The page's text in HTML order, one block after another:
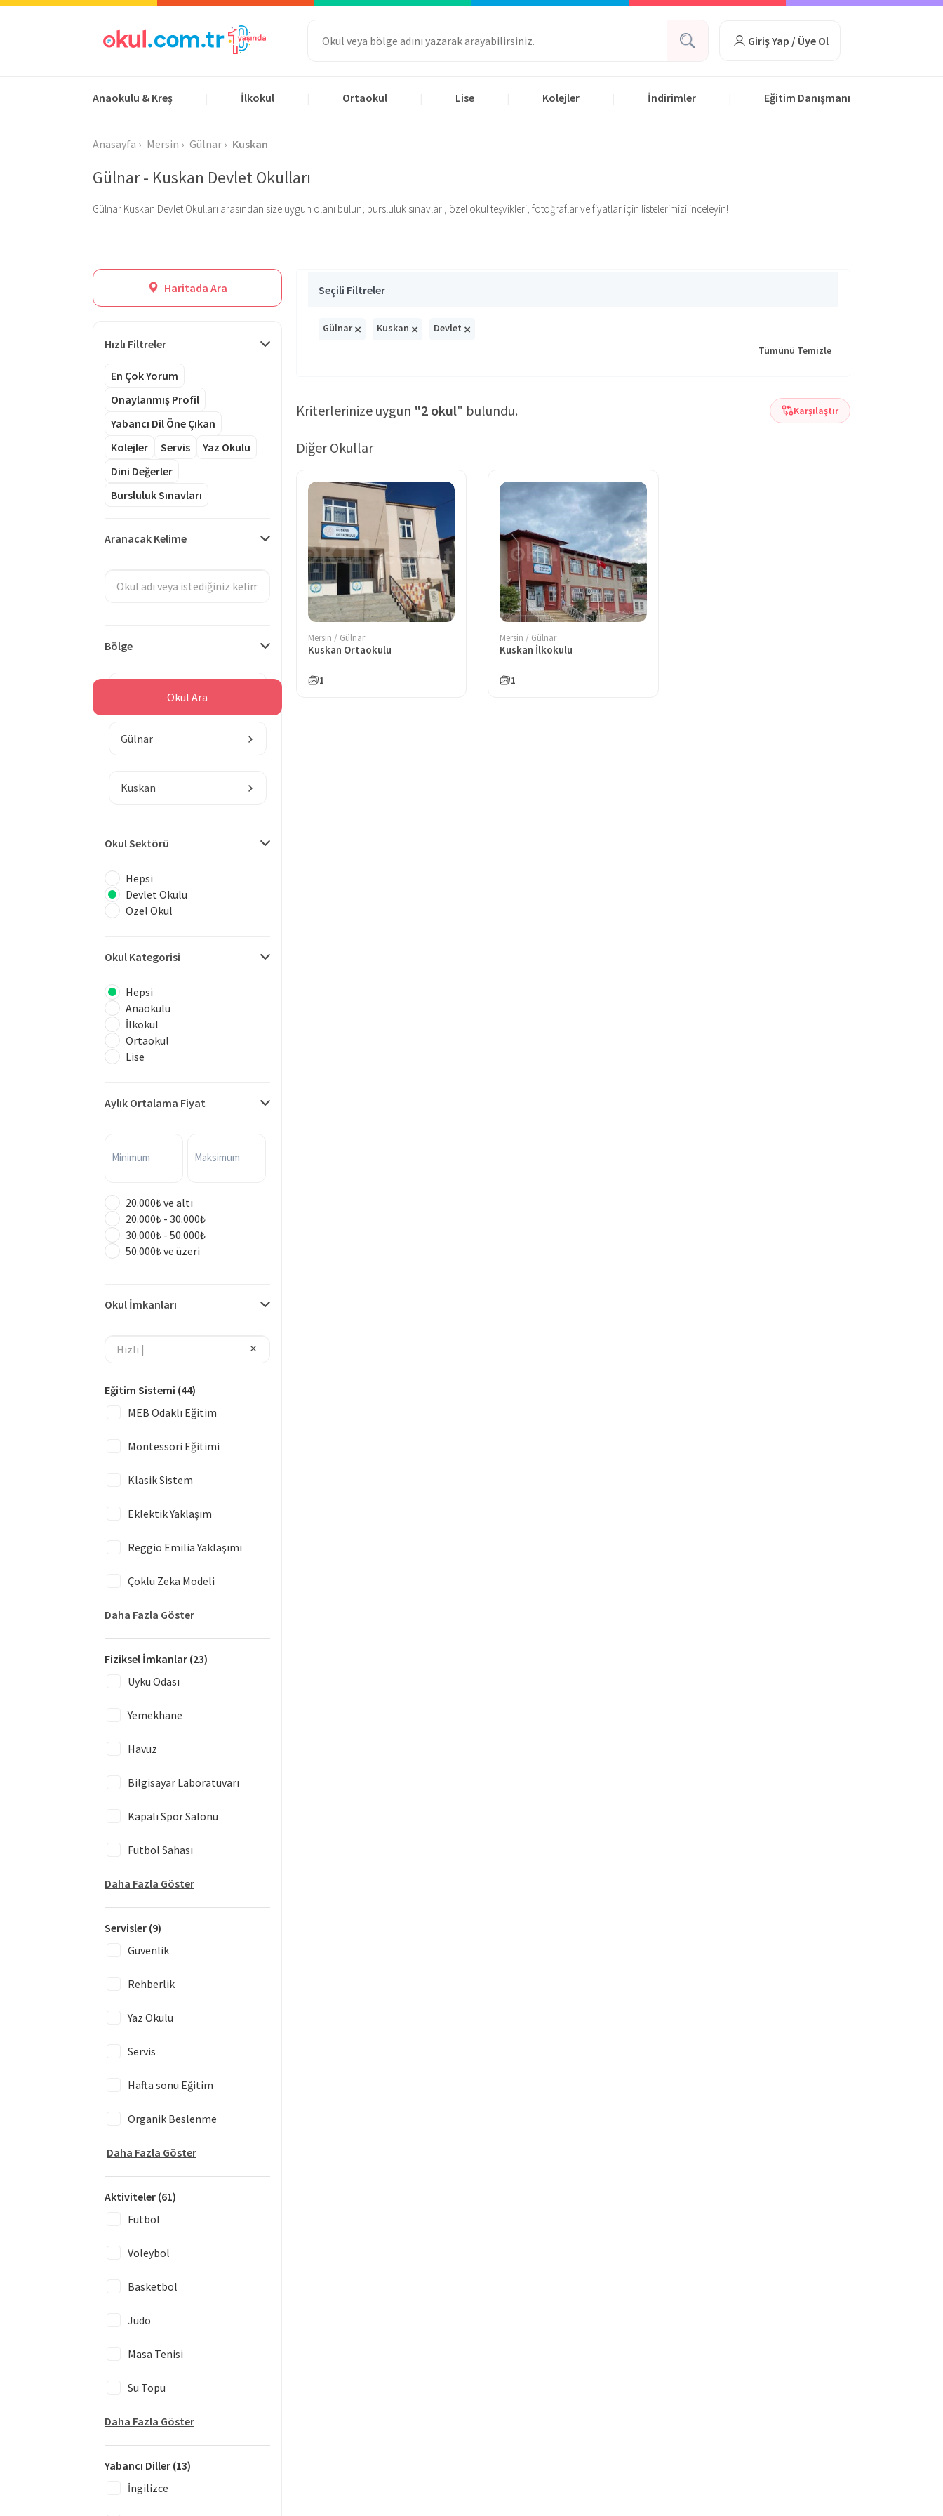
Giriş Yap / Üye Ol
Anaokulu & Kreş İlkokul Ortaokul Lise Kolejler İndirimler Eğitim Danışmanı
Anasayfa Mersin Gülnar Kuskan
Gülnar - Kuskan Devlet Okulları
Gülnar Kuskan Devlet Okulları arasından size uygun olanı bulun; bursluluk sınavları, özel okul teşvikleri, fotoğraflar ve fiyatlar için listelerimizi inceleyin!
Haritada Ara
Hızlı Filtreler
En Çok Yorum
Onaylanmış Profil
Yabancı Dil Öne Çıkan
Kolejler
Servis
Yaz Okulu
Dini Değerler
Bursluluk Sınavları
Aranacak Kelime
Bölge
Gülnar
Kuskan
Okul Sektörü
Hepsi
Devlet Okulu
Özel Okul
Okul Kategorisi
Hepsi
Anaokulu
İlkokul
Ortaokul
Lise
Aylık Ortalama Fiyat
Minimum Maksimum
20.000₺ ve altı
20.000₺ - 30.000₺
30.000₺ - 50.000₺
50.000₺ ve üzeri
Okul İmkanları
Eğitim Sistemi (44)
MEB Odaklı Eğitim
Montessori Eğitimi
Klasik Sistem
Eklektik Yaklaşım
Reggio Emilia Yaklaşımı
Çoklu Zeka Modeli
Daha Fazla Göster
Fiziksel İmkanlar (23)
Uyku Odası
Yemekhane
Havuz
Bilgisayar Laboratuvarı
Kapalı Spor Salonu
Futbol Sahası
Daha Fazla Göster
Servisler (9)
Güvenlik
Rehberlik
Yaz Okulu
Servis
Hafta sonu Eğitim
Organik Beslenme
Daha Fazla Göster
Aktiviteler (61)
Futbol
Voleybol
Basketbol
Judo
Masa Tenisi
Su Topu
Daha Fazla Göster
Yabancı Diller (13)
İngilizce
Okul Ara
Seçili Filtreler
Gülnar× Kuskan × Devlet ×
Tümünü Temizle
Kriterlerinize uygun "2 okul" bulundu. Karşılaştır
Diğer Okullar
Mersin / Gülnar
Kuskan Ortaokulu
1
Mersin / Gülnar
Kuskan İlkokulu
1